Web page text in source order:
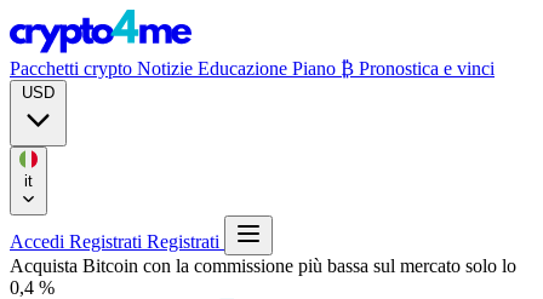
Pacchetti crypto Notizie Educazione Piano ₿ Pronostica e vinci
Accedi Registrati Registrati
Acquista Bitcoin con la commissione più bassa sul mercato solo lo
0,4 %